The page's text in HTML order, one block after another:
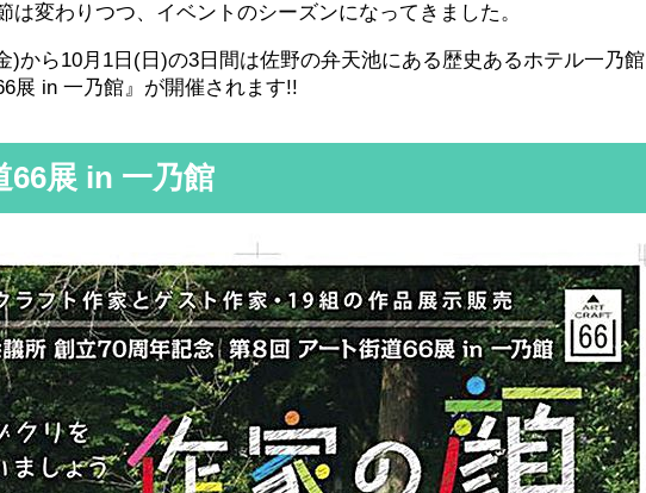
は変わりつつ、イベントのシーズンになってきました。
)から10月1日(日)の3日間は佐野の弁天池にある歴史あるホテル一乃館
展 in 一乃館』が開催されます!!
66展 in 一乃館